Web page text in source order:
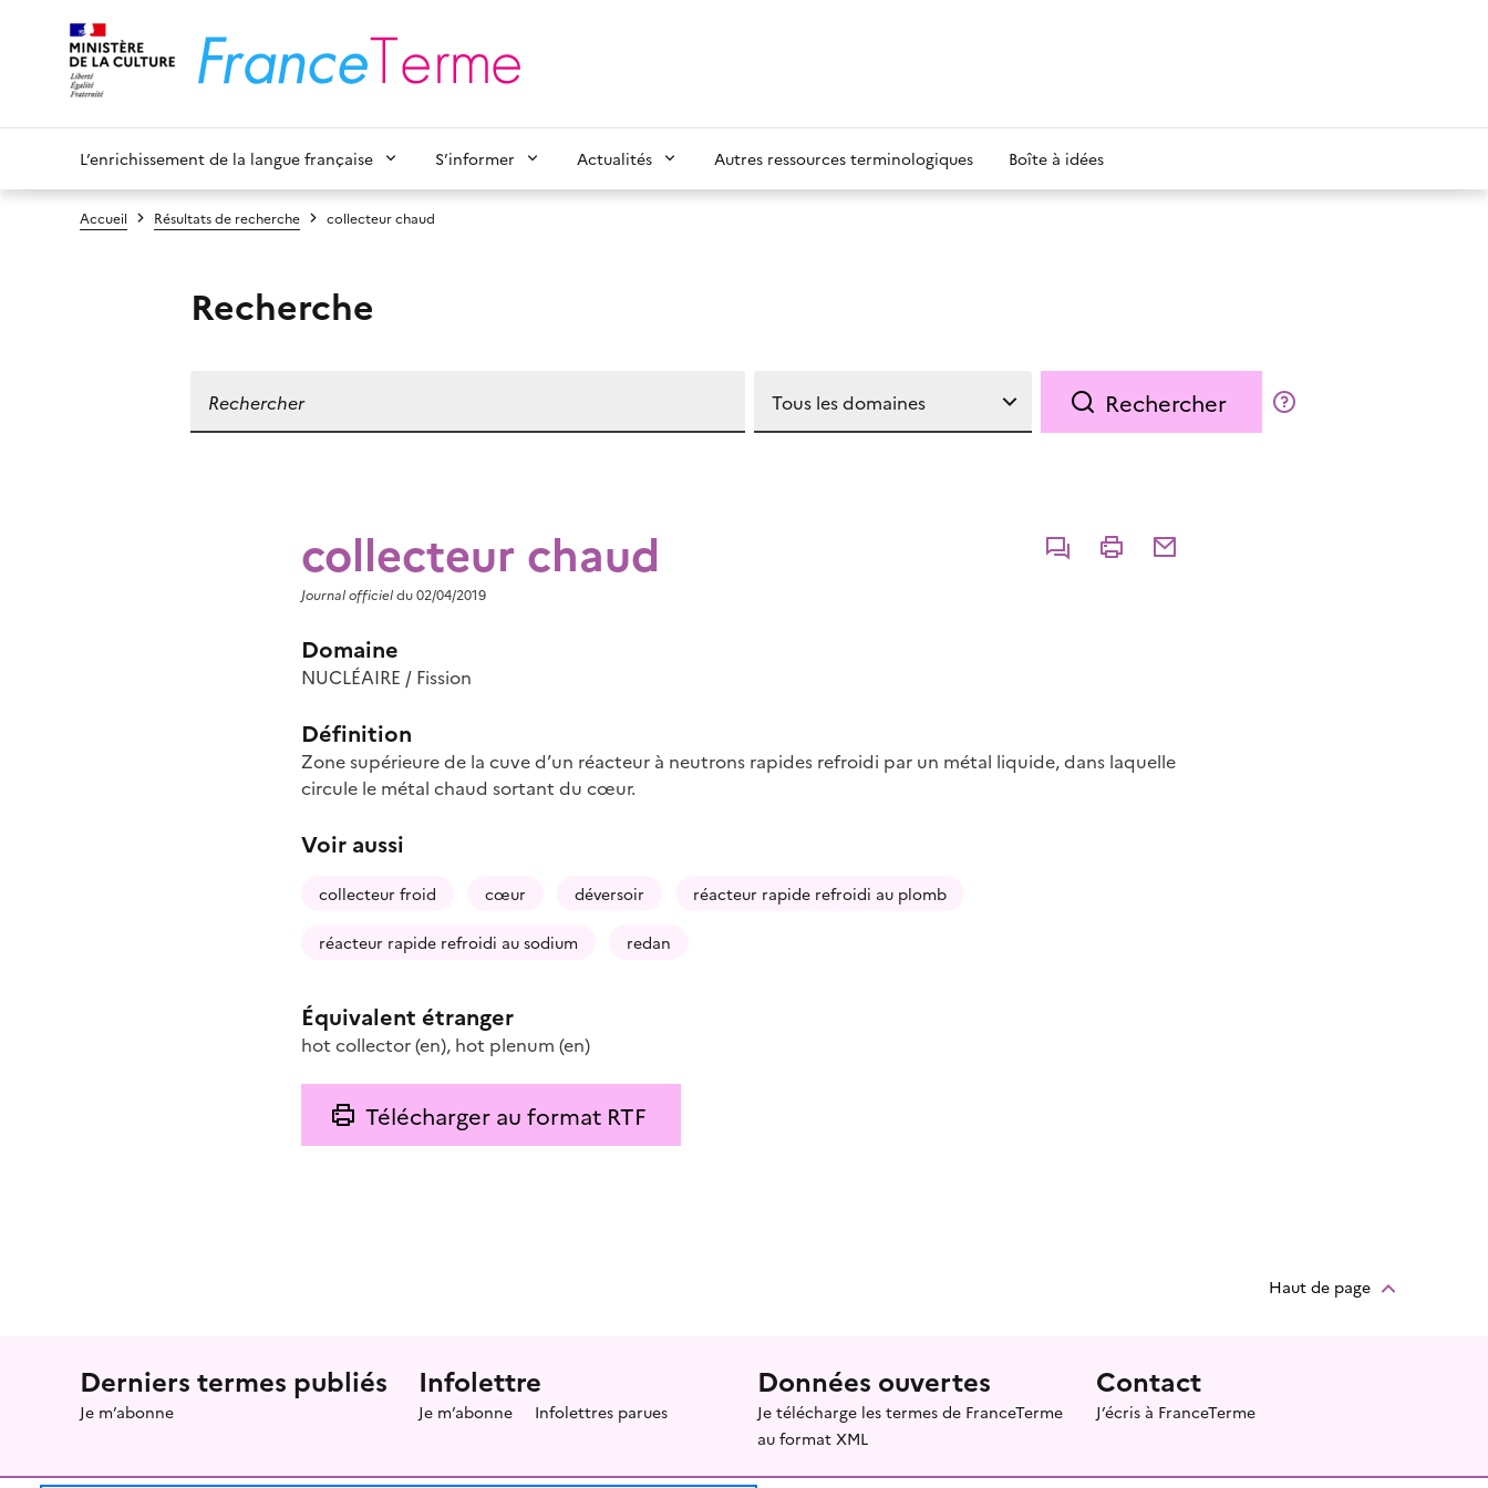
L’enrichissement de la langue française S’informer Actualités Autres ressources terminologiques Boîte à idées
Accueil Résultats de recherche collecteur chaud
Recherche
Rechercher
collecteur chaud CommenterImprimerPartager par courriel
Journal officieldu 02/04/2019
Domaine
NUCLÉAIRE / Fission
Définition
Zone supérieure de la cuve d’un réacteur à neutrons rapides refroidi par un métal liquide, dans laquelle
circule le métal chaud sortant du cœur.
Voir aussi
collecteur froid cœur déversoir réacteur rapide refroidi au plomb
réacteur rapide refroidi au sodium redan
Équivalent étranger
hot collector(en), hot plenum (en)
Télécharger au format RTF
Haut de page
Menu prefooter
Derniers termes publiés
Je m’abonne
Infolettre
Je m’abonne Infolettres parues
Données ouvertes
Je télécharge les termes de FranceTerme
au format XML
Contact
J’écris à FranceTerme